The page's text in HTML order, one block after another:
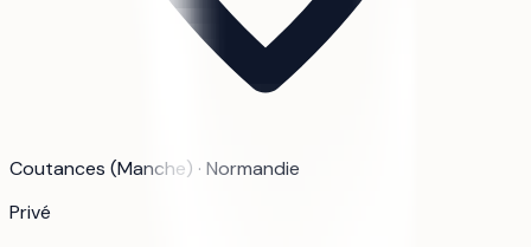
Coutances (Manche) · Normandie
Privé